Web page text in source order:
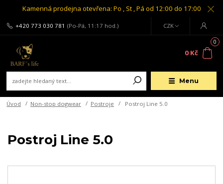
Kamenná prodejna otevřena: Po , St , Pá od 12:00 do 17:00
Menu
CZK
+420 773 030 781 (Po-Pá, 11:17 hod.)
0
0 Kč
Úvod Non-stop dogwear Postroje Postroj Line 5.0
Postroj Line 5.0